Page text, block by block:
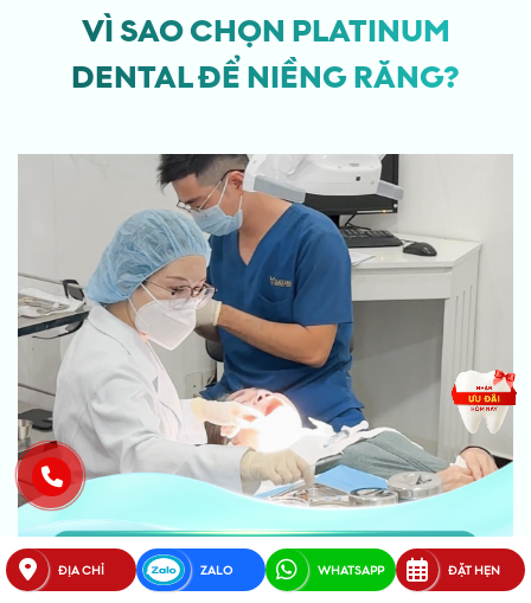
VÌ SAO CHỌN PLATINUM
DENTAL ĐỂ NIỀNG RĂNG?
ĐỊA CHỈ ZALO WHATSAPP ĐẶT HẸN